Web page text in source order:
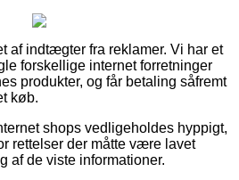
af indtægter fra reklamer. Vi har et
forskellige internet forretninger
produkter, og får betaling såfremt
køb.
shops vedligeholdes hyppigt,
rettelser der måtte være lavet
af de viste informationer.